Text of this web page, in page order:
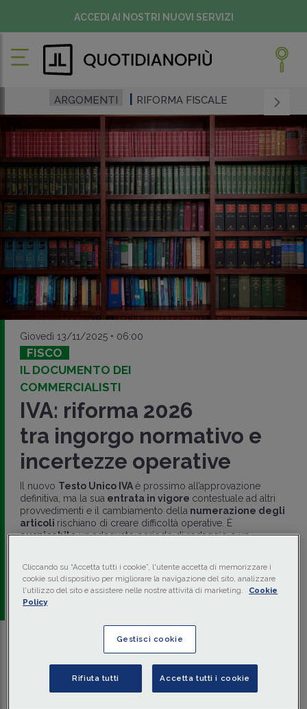
ACCEDI AI NOSTRI NUOVI SERVIZI
ARGOMENTI RIFORMA FISCALE
Giovedì 13/11/2025 • 06:00
FISCO
IL DOCUMENTO DEI
COMMERCIALISTI
IVA: riforma 2026
tra ingorgo normativo e
incertezze operative
Il nuovo Testo Unico IVAè prossimo all’approvazione
definitiva, ma la sua entrata in vigore contestuale ad altri
provvedimenti e il cambiamento della numerazione degli
articoli rischiano di creare difficoltà operative. È
auspicabileun adeguato periodo di rodaggio e un
diRaffaele Rizzardi-Dottore commercialista,
Rappresentante ANTI alla CFE
Ascolta la news
Cliccando su “Accetta tutti i cookie”, l'utente accetta di memorizzare i
cookie sul dispositivo per migliorare la navigazione del sito, analizzare
l'utilizzo del sito e assistere nelle nostre attività di marketing.
Cookie
Policy
Gestisci cookie
Rifiuta tutti Accetta tutti i cookie